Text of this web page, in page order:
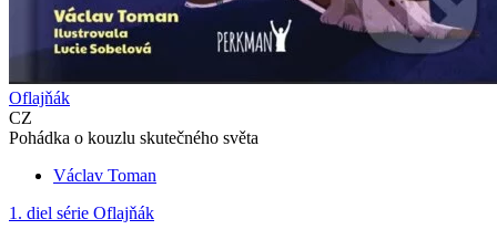
Oflajňák
CZ
Pohádka o kouzlu skutečného světa
Václav Toman
1. diel série Oflajňák